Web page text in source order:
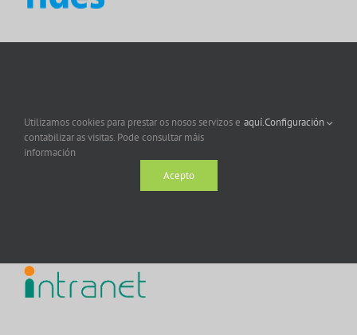
Utilizamos cookies para prestar os nosos servizos e
contabilizar as visitas. Pode consultar máis
información
aquí.Configuración
Acepto